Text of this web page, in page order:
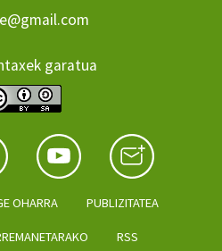
garatua
OHARRA PUBLIZITATEA
RSS